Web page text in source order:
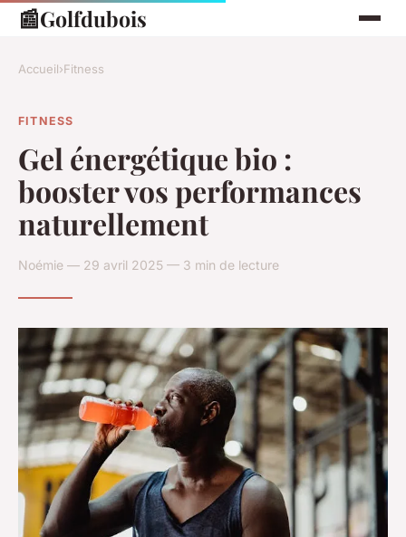
📰Golfdubois
Accueil›Fitness
FITNESS
Gel énergétique bio :
booster vos performances
naturellement
Noémie — 29 avril 2025 — 3 min de lecture